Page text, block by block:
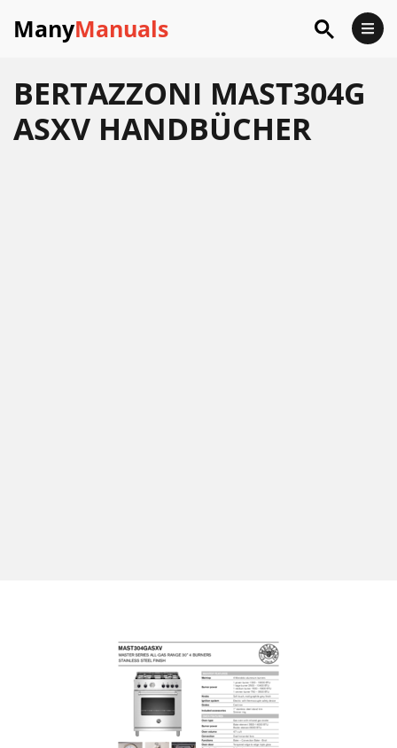
ManyManuals
BERTAZZONI MAST304G
ASXV HANDBÜCHER